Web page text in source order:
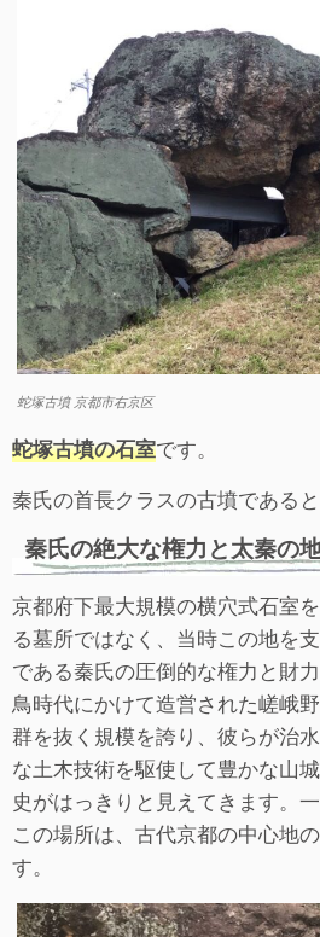
蛇塚古墳 京都市右京区
蛇塚古墳の石室です。
秦氏の首長クラスの古墳である
秦氏の絶大な権力と太秦の
京都府下最大規模の横穴式石室
る墓所ではなく、当時この地を
である秦氏の圧倒的な権力と財
鳥時代にかけて造営された嵯峨
群を抜く規模を誇り、彼らが治
な土木技術を駆使して豊かな山
史がはっきりと見えてきます。
この場所は、古代京都の中心地
す。